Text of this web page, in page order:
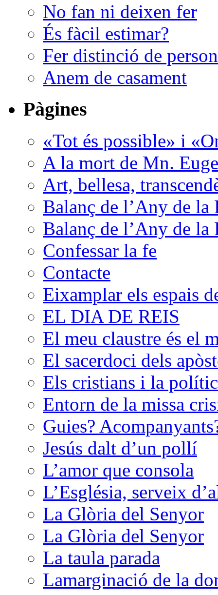
No fan ni deixen fer
És fàcil estimar?
Fer distinció de
Anem de casament
Pàgines
«Tot és possible» i
A la mort de Mn.
Art, bellesa,
Balanç de l’Any de la
Balanç de l’Any de la
Confessar la fe
Contacte
Eixamplar els espais
EL DIA DE REIS
El meu claustre és el
El sacerdoci dels
Els cristians i la
Entorn de la missa
Guies?
Jesús dalt d’un pollí
L’amor que consola
L’Església, serveix
La Glòria del Senyor
La Glòria del Senyor
La taula parada
Lamarginació de la